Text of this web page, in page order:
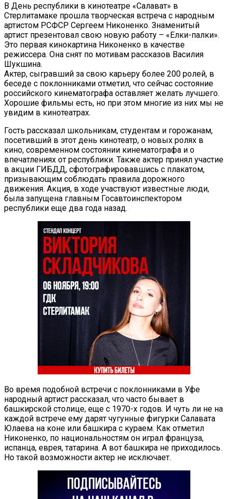
В День республики в кинотеатре «Салават» в
Стерлитамаке прошла творческая встреча с народным
артистом РСФСР Сергеем Никоненко. Знаменитый
артист презентовал свою новую работу – «Елки-палки».
Это первая кинокартина Никоненко в качестве
режиссера. Она снят по мотивам рассказов Василия
Шукшина.
Актер, сыгравший за свою карьеру более 200 ролей, в
беседе с поклонниками отметил, что сейчас состояние
российского кинематографа оставляет желать лучшего.
Хорошие фильмы есть, но при этом многие из них мы не
увидим в кинотеатрах.
Гость рассказал школьникам, студентам и горожанам,
посетивший в этот день кинотеатр, о новых ролях в
кино, современном состоянии кинематографа и о
впечатлениях от республики. Также актер принял участие
в акции ГИБДД, сфотографировавшись с плакатом,
призывающим соблюдать правила дорожного
движения. Акция, в ходе участвуют известные люди,
была запущена главным Госавтоинспектором
республики еще два года назад.
Во время подобной встречи с поклонниками в Уфе
народный артист рассказал, что часто бывает в
башкирской столице, еще с 1970-х годов. И чуть ли не на
каждой встрече ему дарят чугунные фигурки Салавата
Юлаева на коне или башкира с кураем. Как отметил
Никоненко, по национальностям он играл француза,
испанца, еврея, татарина. А вот башкира не приходилось.
Но такой возможности актер не исключает.